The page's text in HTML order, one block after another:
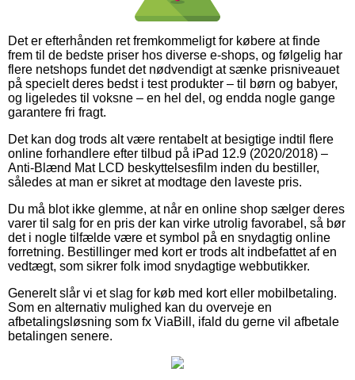
Det er efterhånden ret fremkommeligt for købere at finde
frem til de bedste priser hos diverse e-shops, og følgelig har
flere netshops fundet det nødvendigt at sænke prisniveauet
på specielt deres bedst i test produkter – til børn og babyer,
og ligeledes til voksne – en hel del, og endda nogle gange
garantere fri fragt.
Det kan dog trods alt være rentabelt at besigtige indtil flere
online forhandlere efter tilbud på iPad 12.9 (2020/2018) –
Anti-Blænd Mat LCD beskyttelsesfilm inden du bestiller,
således at man er sikret at modtage den laveste pris.
Du må blot ikke glemme, at når en online shop sælger deres
varer til salg for en pris der kan virke utrolig favorabel, så bør
det i nogle tilfælde være et symbol på en snydagtig online
forretning. Bestillinger med kort er trods alt indbefattet af en
vedtægt, som sikrer folk imod snydagtige webbutikker.
Generelt slår vi et slag for køb med kort eller mobilbetaling.
Som en alternativ mulighed kan du overveje en
afbetalingsløsning som fx ViaBill, ifald du gerne vil afbetale
betalingen senere.